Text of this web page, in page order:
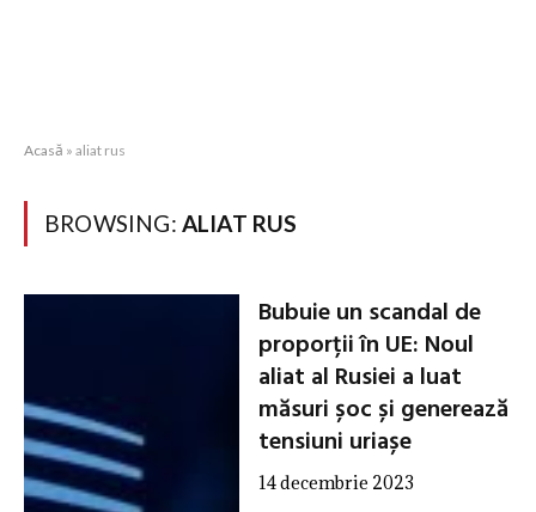
Acasă » aliat rus
BROWSING: ALIAT RUS
Bubuie un scandal de
proporții în UE: Noul
aliat al Rusiei a luat
măsuri șoc și generează
tensiuni uriașe
14 decembrie 2023